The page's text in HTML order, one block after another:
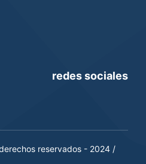
redes sociales
reservados - 2024 /